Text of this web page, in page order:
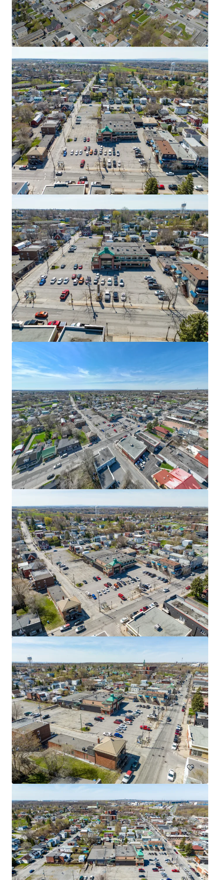
9 René-Lévesque, Chandler
9 Boulevard Rene Levesque Est, Chandler, QC, G0C 1K0, CA
1 821 m²
Commerce
3765 Saint-Martin, Laval
3765 Boulevard Saint-Martin Ouest, Laval, QC, H7T 1A7, CA
Commerce